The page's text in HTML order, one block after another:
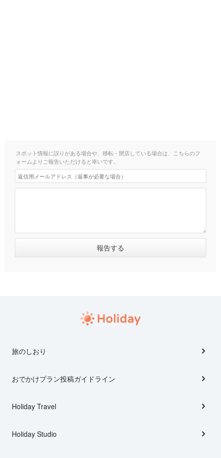
スポット情報に誤りがある場合や、移転・閉店している場合は、こちらのフ
ォームよりご報告いただけると幸いです。
旅のしおり
おでかけプラン投稿ガイドライン
Holiday Travel
Holiday Studio